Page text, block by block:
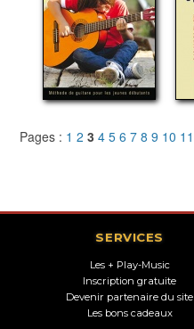
Pages : 1 2 3 4 5 6 7 8 9 10 11
SERVICES
Les + Play-Music
Inscription gratuite
Devenir partenaire du site
Les bons cadeaux